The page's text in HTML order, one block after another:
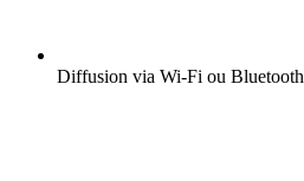
Diffusion via Wi-Fi ou Bluetooth